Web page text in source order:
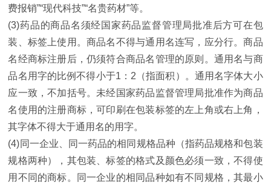
费报销”“现代科技”“名贵药材”等。
(3)药品的商品名须经国家药品监督管理局批准后方可在包
装、标签上使用。商品名不得与通用名连写，应分行。商品
名经商标注册后，仍须符合商品名管理的原则。通用名与商
品名用字的比例不得小于1：2（指面积）。通用名字体大小
应一致，不加括号。未经国家药品监督管理局批准作为商品
名使用的注册商标，可印刷在包装标签的左上角或右上角，
其字体不得大于通用名的用字。
(4)同一企业、同一药品的相同规格品种（指药品规格和包装
规格两种），其包装、标签的格式及颜色必须一致，不得使
用不同的商标。同一企业的相同品种如有不同规格，其最小